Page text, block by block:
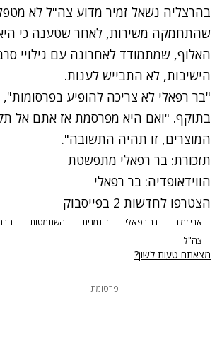
נסה שוב
בהרצליה נשאל זמיר מדוע צה"ל לא
שהתחמקה משירות, לאחר שטענה כי
האלוף, שמתמודד לאחרונה עם גילויי
הישיבות, לא התבייש לענות.
"בר רפאלי לא צריכה להופיע
בתוקף. "ואם היא מפרסמת אז אתם אל
המוצרים, זו תהיה התשובה".
תזכורת: בר רפאלי מתפשטת
הווידאופדיה: בר רפאלי
הצטרפו לחדשות 2 בפייסבוק
אבי זמיר בר רפאלי דוגמנית השתמטות
צה"ל
מצאתם טעות לשון?
פרסומת